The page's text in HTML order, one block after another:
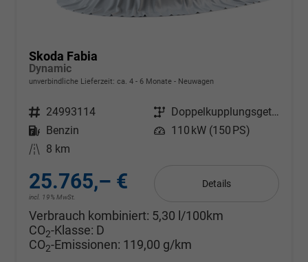
Skoda Fabia
Dynamic
unverbindliche Lieferzeit: ca. 4 - 6 Monate Neuwagen
Fahrzeugnr. 24993114 Getriebe
Doppelkupplungsgetriebe (DSG)
Kraftstoff
Benzin Leistung 110 kW (150 PS)
Kilometerstand 8 km
25.765,– €
incl. 19% MwSt.
Details
Verbrauch kombiniert: 5,30 l/100km
CO2-Klasse: D
CO2-Emissionen: 119,00 g/km